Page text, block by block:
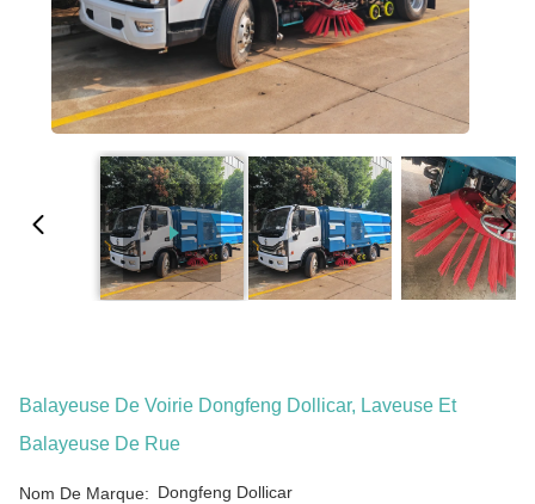
Balayeuse De Voirie Dongfeng Dollicar, Laveuse Et
Balayeuse De Rue
Nom De Marque: Dongfeng Dollicar